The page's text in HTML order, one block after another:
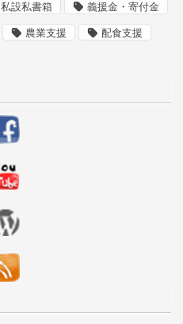
私設私書箱 義援金・寄付金
農業支援 配食支援